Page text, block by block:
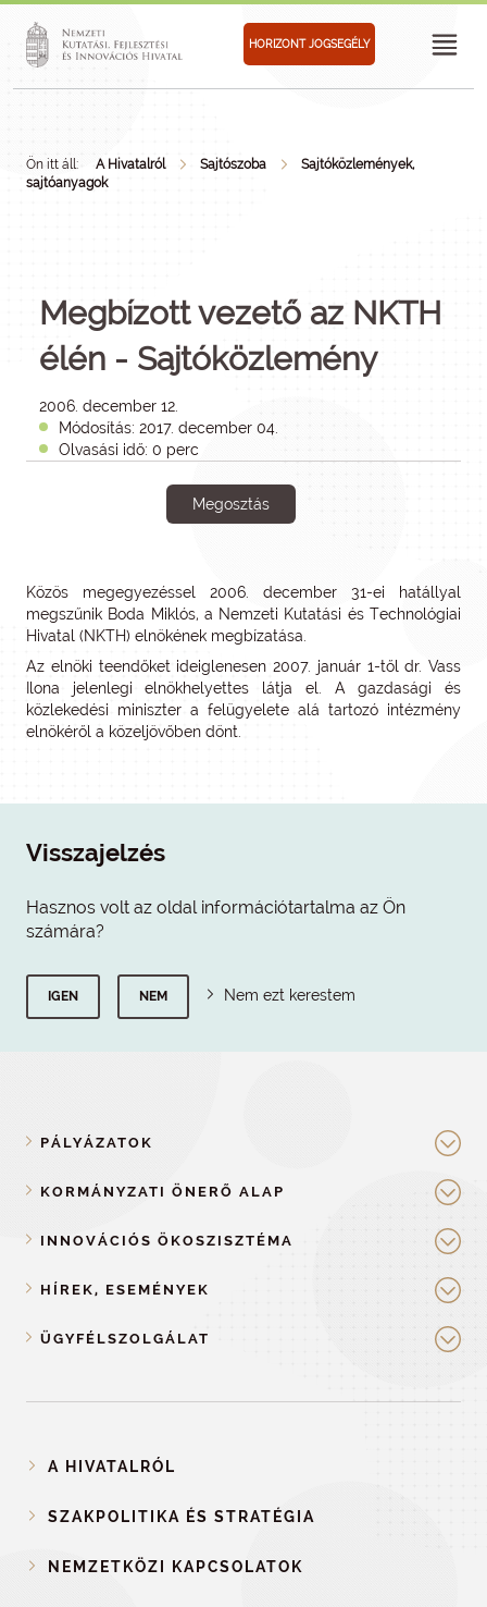
HORIZONT JOGSEGÉLY
Ön itt áll: A Hivatalról Sajtószoba
Sajtóközlemények,
sajtóanyagok
Megbízott vezető az NKTH
élén - Sajtóközlemény
2006. december 12.
Módosítás: 2017. december 04.
Olvasási idő: 0 perc
Megosztás
Közös megegyezéssel 2006. december 31-ei hatállyal
megszűnik Boda Miklós, a Nemzeti Kutatási és Technológiai
Hivatal (NKTH) elnökének megbízatása.
Az elnöki teendőket ideiglenesen 2007. január 1-től dr. Vass
Ilona jelenlegi elnökhelyettes látja el. A gazdasági és
közlekedési miniszter a felügyelete alá tartozó intézmény
elnökéről a közeljövőben dönt.
Visszajelzés
Hasznos volt az oldal információtartalma az Ön
számára?
IGEN NEM Nem ezt kerestem
PÁLYÁZATOK
KORMÁNYZATI ÖNERŐ ALAP
INNOVÁCIÓS ÖKOSZISZTÉMA
HÍREK, ESEMÉNYEK
ÜGYFÉLSZOLGÁLAT
A HIVATALRÓL
SZAKPOLITIKA ÉS STRATÉGIA
NEMZETKÖZI KAPCSOLATOK